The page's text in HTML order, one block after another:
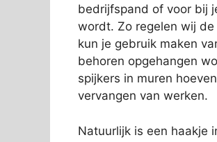
bedrijfspand of voor bij
wordt. Zo regelen wij
kun je gebruik maken
behoren opgehangen
spijkers in muren
vervangen van werken.
Natuurlijk is een haakje